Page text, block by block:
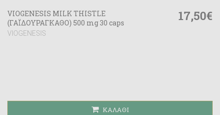
VIOGENESIS MILK THISTLE
(ΓΑΪΔΟΥΡΑΓΚΑΘΟ) 500 mg 30 caps
VIOGENESIS
17,50€
ΚΑΛΆΘΙ